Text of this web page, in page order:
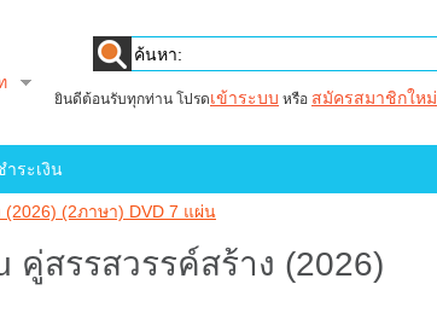
ยินดีต้อนรับทุกท่าน โปรดเข้าระบบ หรือ สมัครสมาชิกใหม่
ำระเงิน
(2026) (2ภาษา) DVD 7 แผ่น
คู่สรรสวรรค์สร้าง (2026)